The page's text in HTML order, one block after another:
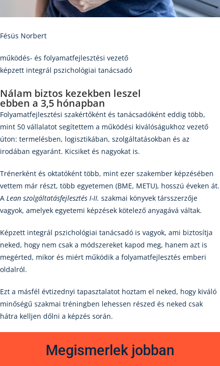
Fésüs Norbert
működés- és folyamatfejlesztési vezető
képzett integrál pszichológiai tanácsadó
Nálam biztos kezekben leszel
ebben a 3,5 hónapban
Folyamatfejlesztési szakértőként és tanácsadóként eddig több,
mint 50 vállalatot segítettem a működési kiválóságukhoz vezető
úton: termelésben, logisztikában, szolgáltatásokban és az
irodában egyaránt. Kicsiket és nagyokat is.
Trénerként és oktatóként több, mint ezer szakember képzésében
vettem már részt, több egyetemen (BME, METU), hosszú éveken át.
A Lean szolgáltatásfejlesztés I-II. szakmai könyvek társszerzője
vagyok, amelyek egyetemi képzések kötelező anyagává váltak.
Képzett integrál pszichológiai tanácsadó is vagyok, ami biztosítja
neked, hogy nem csak a módszereket kapod meg, hanem azt is
megérted, mikor és miért működik a folyamatfejlesztés emberi
oldalról.
Ezt a másfél évtizednyi tapasztalatot hoztam el neked, hogy kiváló
minőségű szakmai tréningben lehessen részed és neked csak
hátra kelljen dőlni a képzés során.
Megismerlek jobban